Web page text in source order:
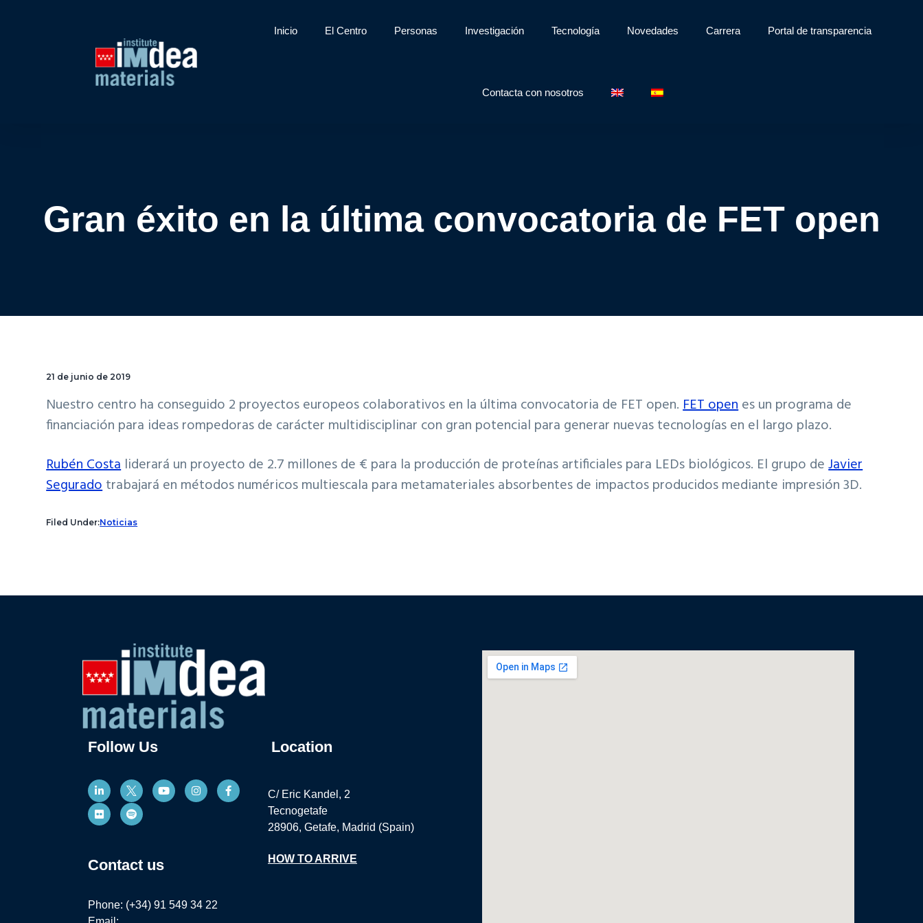
Inicio El Centro Personas Investigación Tecnología Novedades Carrera Portal de transparencia
Contacta con nosotros
Gran éxito en la última convocatoria de FET open
21 de junio de 2019
Nuestro centro ha conseguido 2 proyectos europeos colaborativos en la última convocatoria de FET open.FET openes un programa de
financiación para ideas rompedoras de carácter multidisciplinar con gran potencial para generar nuevas tecnologías en el largo plazo.
Rubén Costaliderará un proyecto de 2.7 millones de € para la producción de proteínas artificiales para LEDs biológicos. El grupo deJavier
Seguradotrabajará en métodos numéricos multiescala para metamateriales absorbentes de impactos producidos mediante impresión 3D.
Filed Under:Noticias
Follow Us
Contact us
Phone: (+34) 91 549 34 22
Location
C/ Eric Kandel, 2
Tecnogetafe
28906, Getafe, Madrid (Spain)
HOW TO ARRIVE